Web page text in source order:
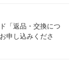
「返品・交換につ
申し込みくださ